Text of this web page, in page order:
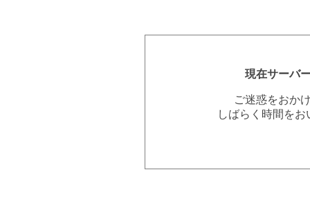
現在サーバ
ご迷惑をおか
しばらく時間を